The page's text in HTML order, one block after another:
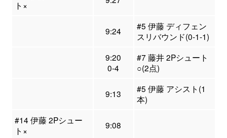
ト×
9:24
#5 伊藤 ディフェン
スリバウンド(0-1-1)
9:20
0-4
#7 藤井 2Pシュート
○(2点)
9:13
#5 伊藤 アシスト(1
本)
#14 伊藤 2Pシュー
ト×
9:08